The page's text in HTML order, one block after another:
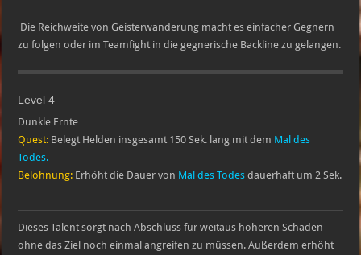
Die Reichweite von Geisterwanderung macht es einfacher Gegnern
zu folgen oder im Teamfight in die gegnerische Backline zu gelangen.
Level 4
Dunkle Ernte
Quest: Belegt Helden insgesamt 150 Sek. lang mit dem Mal des
Todes.
Belohnung: Erhöht die Dauer von Mal des Todes dauerhaft um 2 Sek.
Dieses Talent sorgt nach Abschluss für weitaus höheren Schaden
ohne das Ziel noch einmal angreifen zu müssen. Außerdem erhöht